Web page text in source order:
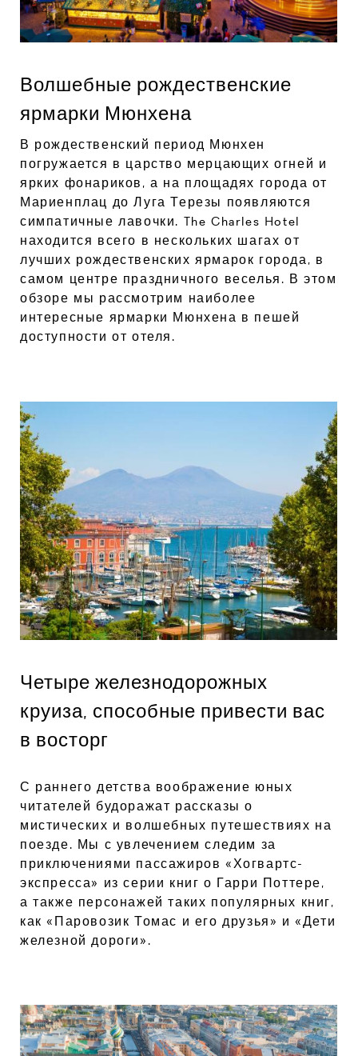
Волшебные рождественские
ярмарки Мюнхена
В рождественский период Мюнхен
погружается в царство мерцающих огней и
ярких фонариков, а на площадях города от
Мариенплац до Луга Терезы появляются
симпатичные лавочки. The Charles Hotel
находится всего в нескольких шагах от
лучших рождественских ярмарок города, в
самом центре праздничного веселья. В этом
обзоре мы рассмотрим наиболее
интересные ярмарки Мюнхена в пешей
доступности от отеля.
Четыре железнодорожных
круиза, способные привести вас
в восторг
С раннего детства воображение юных
читателей будоражат рассказы о
мистических и волшебных путешествиях на
поезде. Мы с увлечением следим за
приключениями пассажиров «Хогвартс-
экспресса» из серии книг о Гарри Поттере,
а также персонажей таких популярных книг,
как «Паровозик Томас и его друзья» и «Дети
железной дороги».